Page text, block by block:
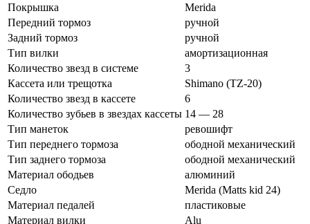
Покрышка
Merida
Передний тормоз
ручной
Задний тормоз
ручной
Тип вилки
амортизационная
Количество звезд в системе
3
Кассета или трещотка
Shimano (TZ-20)
Количество звезд в кассете
6
Количество зубьев в звездах кассеты 14 — 28
Тип манеток
ревошифт
Тип переднего тормоза
ободной механический
Тип заднего тормоза
ободной механический
Материал ободьев
алюминий
Седло
Merida (Matts kid 24)
Материал педалей
пластиковые
Материал вилки
Alu